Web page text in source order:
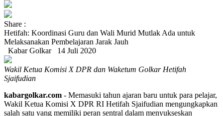
Share :
Hetifah: Koordinasi Guru dan Wali Murid Mutlak Ada untuk
Melaksanakan Pembelajaran Jarak Jauh
Kabar Golkar
14 Juli 2020
Wakil Ketua Komisi X DPR dan Waketum Golkar Hetifah
Sjaifudian
kabargolkar.com - Memasuki tahun ajaran baru untuk para pelajar,
Wakil Ketua Komisi X DPR RI Hetifah Sjaifudian mengungkapkan
salah satu yang memiliki peran sentral dalam menyukseskan